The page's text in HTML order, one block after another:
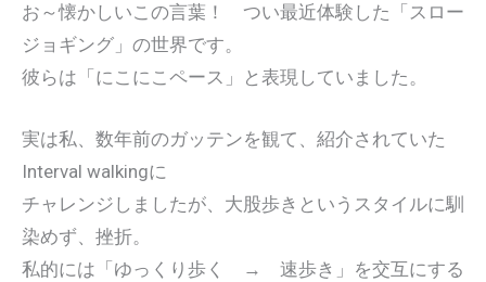
お～懐かしいこの言葉！ つい最近体験した「スロー
ジョギング」の世界です。
彼らは「にこにこペース」と表現していました。
実は私、数年前のガッテンを観て、紹介されていた
Interval walkingに
チャレンジしましたが、大股歩きというスタイルに馴
染めず、挫折。
私的には「ゆっくり歩く → 速歩き」を交互にする